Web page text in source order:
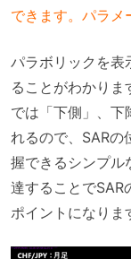
できます。パラメ
パラボリックを表
ることがわかりま
では「下側」、下
れるので、SAR
握できるシンプル
達することでSAR
ポイントになりま